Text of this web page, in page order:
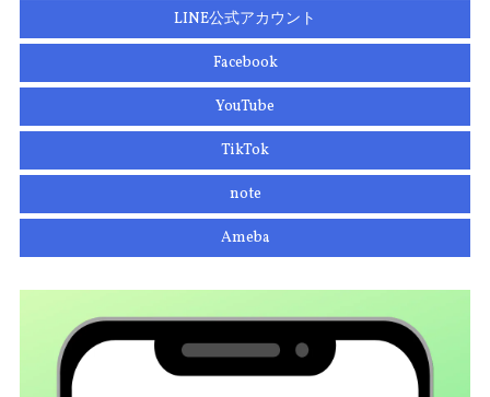
LINE公式アカウント
Facebook
YouTube
TikTok
note
Ameba